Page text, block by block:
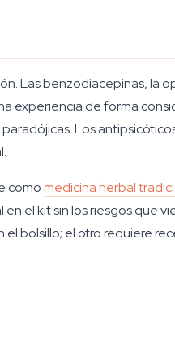
Las benzodiacepinas, la
experiencia de forma
Los
comomedicina herbal
el kit sin los riesgos que
bolsillo; el otro requiere